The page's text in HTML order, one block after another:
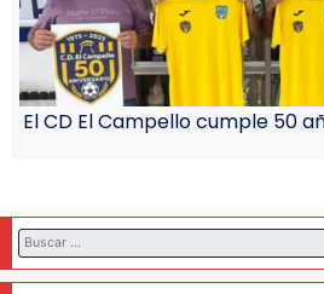
El CD El Campello cumple 50